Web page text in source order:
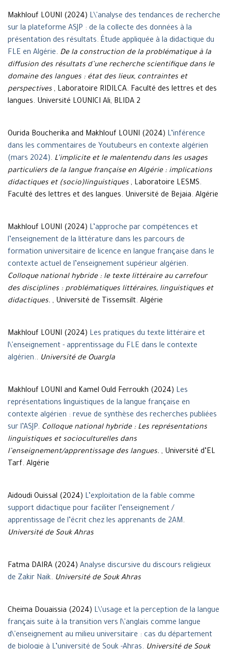
Makhlouf LOUNI (2024) L\'analyse des tendances de recherche
sur la plateforme ASJP : de la collecte des données à la
présentation des résultats. Étude appliquée à la didactique du
FLE en Algérie. De la construction de la problématique à la
diffusion des résultats d’une recherche scientifique dans le
domaine des langues : état des lieux, contraintes et
perspectives , Laboratoire RIDILCA. Faculté des lettres et des
langues. Université LOUNICI Ali, BLIDA 2
Ourida Boucherika and Makhlouf LOUNI (2024) L’inférence
dans les commentaires de Youtubeurs en contexte algérien
(mars 2024). L’implicite et le malentendu dans les usages
particuliers de la langue française en Algérie : implications
didactiques et (socio)linguistiques , Laboratoire LESMS.
Faculté des lettres et des langues. Université de Bejaia. Algérie
Makhlouf LOUNI (2024) L’approche par compétences et
l’enseignement de la littérature dans les parcours de
formation universitaire de licence en langue française dans le
contexte actuel de l’enseignement supérieur algérien.
Colloque national hybride : le texte littéraire au carrefour
des disciplines : problématiques littéraires, linguistiques et
didactiques. , Université de Tissemsilt. Algérie
Makhlouf LOUNI (2024) Les pratiques du texte littéraire et
l\'enseignement - apprentissage du FLE dans le contexte
algérien.. Université de Ouargla
Makhlouf LOUNI and Kamel Ould Ferroukh (2024) Les
représentations linguistiques de la langue française en
contexte algérien : revue de synthèse des recherches publiées
sur l’ASJP. Colloque national hybride : Les représentations
linguistiques et socioculturelles dans
l’enseignement/apprentissage des langues. , Université d’EL
Tarf. Algérie
Aidoudi Ouissal (2024) L’exploitation de la fable comme
support didactique pour faciliter l’enseignement /
apprentissage de l’écrit chez les apprenants de 2AM.
Université de Souk Ahras
Fatma DAIRA (2024) Analyse discursive du discours religieux
de Zakir Naik. Université de Souk Ahras
Cheima Douaissia (2024) L\'usage et la perception de la langue
français suite à la transition vers l\'anglais comme langue
d\'enseignement au milieu universitaire : cas du département